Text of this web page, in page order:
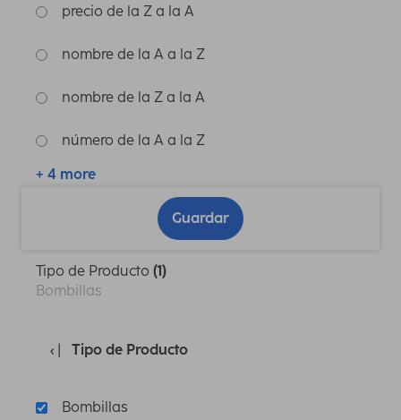
precio de la Z a la A
nombre de la A a la Z
nombre de la Z a la A
número de la A a la Z
+ 4 more
Guardar
Tipo de Producto (1)
Bombillas
Tipo de Producto
Bombillas